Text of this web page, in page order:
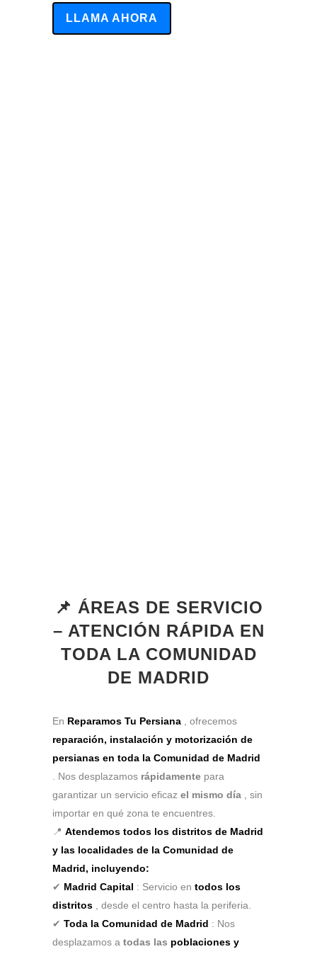
LLAMA AHORA
📌 ÁREAS DE SERVICIO
– ATENCIÓN RÁPIDA EN
TODA LA COMUNIDAD
DE MADRID
En Reparamos Tu Persiana , ofrecemos
reparación, instalación y motorización de
persianas en toda la Comunidad de Madrid
. Nos desplazamos rápidamente para
garantizar un servicio eficaz el mismo día , sin
importar en qué zona te encuentres.
📍 Atendemos todos los distritos de Madrid
y las localidades de la Comunidad de
Madrid, incluyendo:
✔ Madrid Capital : Servicio en todos los
distritos , desde el centro hasta la periferia.
✔ Toda la Comunidad de Madrid : Nos
desplazamos a todas las poblaciones y